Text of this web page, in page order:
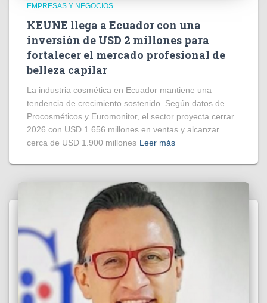
EMPRESAS Y NEGOCIOS
KEUNE llega a Ecuador con una
inversión de USD 2 millones para
fortalecer el mercado profesional de
belleza capilar
La industria cosmética en Ecuador mantiene una
tendencia de crecimiento sostenido. Según datos de
Procosméticos y Euromonitor, el sector proyecta cerrar
2026 con USD 1.656 millones en ventas y alcanzar
cerca de USD 1.900 millones Leer más